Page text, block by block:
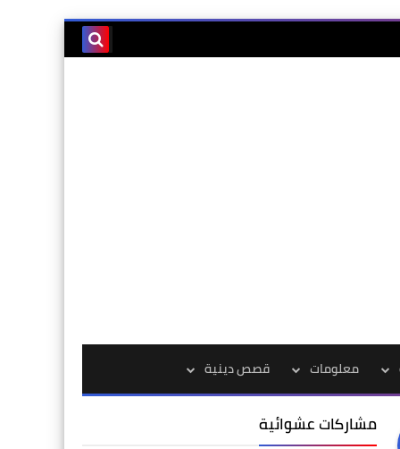
معلومات قصص دينية
مشاركات عشوائية